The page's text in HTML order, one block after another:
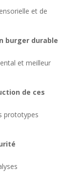
et de
burger durable
et meilleur
de ces
prototypes